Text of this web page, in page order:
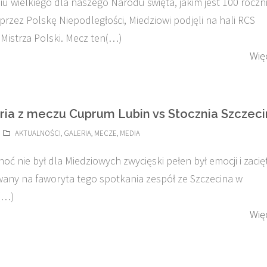
Polskę Niepodległości, Miedziowi podjęli na hali RCS
Polski. Mecz ten(…)
z meczu Cuprum Lubin vs Stocznia
AKTUALNOŚCI, GALERIA, MECZE, MEDIA
nie był dla Miedziowych zwycięski pełen był emocji i
na faworyta tego spotkania zespół ze Szczecina w